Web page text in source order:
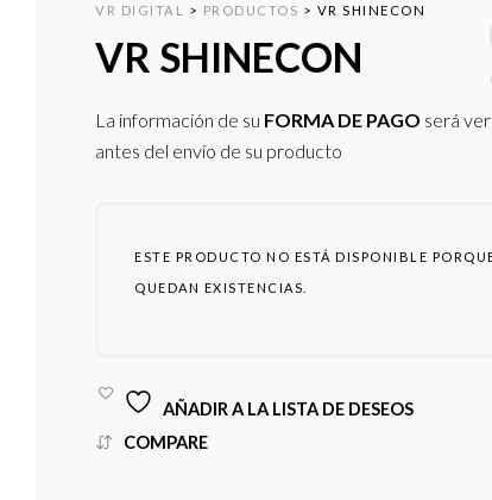
VR DIGITAL > PRODUCTOS > VR SHINECON
VR SHINECON
La información de su FORMA DE PAGO será
antes del envío de su producto
ESTE PRODUCTO NO ESTÁ DISPONIBLE
QUEDAN EXISTENCIAS.
AÑADIR A LA LISTA DE DESEOS
COMPARE